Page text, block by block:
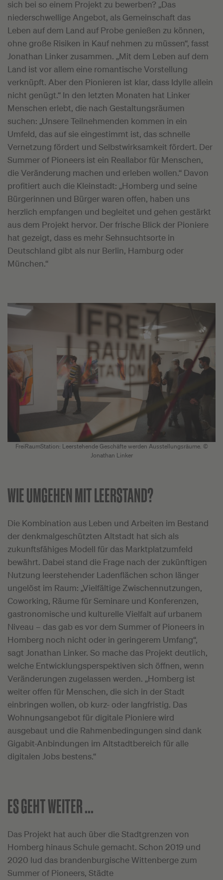
sich bei so einem Projekt zu bewerben? „Das
niederschwellige Angebot, als Gemeinschaft das
Leben auf dem Land auf Probe genießen zu können,
ohne große Risiken in Kauf nehmen zu müssen“, fasst
Jonathan Linker zusammen. „Mit dem Leben auf dem
Land ist vor allem eine romantische Vorstellung
verknüpft. Aber den Pionieren ist klar, dass Idylle allein
nicht genügt.“ In den letzten Monaten hat Linker
Menschen erlebt, die nach Gestaltungsräumen
suchen: „Unsere Teilnehmenden kommen in ein
Umfeld, das auf sie eingestimmt ist, das schnelle
Vernetzung fördert und Selbstwirksamkeit fördert. Der
Summer of Pioneers ist ein Reallabor für Menschen,
die Veränderung machen und erleben wollen.“ Davon
profitiert auch die Kleinstadt: „Homberg und seine
Bürgerinnen und Bürger waren offen, haben uns
herzlich empfangen und begleitet und gehen gestärkt
aus dem Projekt hervor. Der frische Blick der Pioniere
hat gezeigt, dass es mehr Sehnsuchtsorte in
Deutschland gibt als nur Berlin, Hamburg oder
München.“
FreiRaumStation: Leerstehende Geschäfte werden Ausstellungsräume. ©
Jonathan Linker
WIE UMGEHEN MIT LEERSTAND?
Die Kombination aus Leben und Arbeiten im Bestand
der denkmalgeschützten Altstadt hat sich als
zukunftsfähiges Modell für das Marktplatzumfeld
bewährt. Dabei stand die Frage nach der zukünftigen
Nutzung leerstehender Ladenflächen schon länger
ungelöst im Raum: „Vielfältige Zwischennutzungen,
Coworking, Räume für Seminare und Konferenzen,
gastronomische und kulturelle Vielfalt auf urbanem
Niveau – das gab es vor dem Summer of Pioneers in
Homberg noch nicht oder in geringerem Umfang“,
sagt Jonathan Linker. So mache das Projekt deutlich,
welche Entwicklungsperspektiven sich öffnen, wenn
Veränderungen zugelassen werden. „Homberg ist
weiter offen für Menschen, die sich in der Stadt
einbringen wollen, ob kurz- oder langfristig. Das
Wohnungsangebot für digitale Pioniere wird
ausgebaut und die Rahmenbedingungen sind dank
Gigabit-Anbindungen im Altstadtbereich für alle
digitalen Jobs bestens.“
ES GEHT WEITER ...
Das Projekt hat auch über die Stadtgrenzen von
Homberg hinaus Schule gemacht. Schon 2019 und
2020 lud das brandenburgische Wittenberge zum
Summer of Pioneers, Städte